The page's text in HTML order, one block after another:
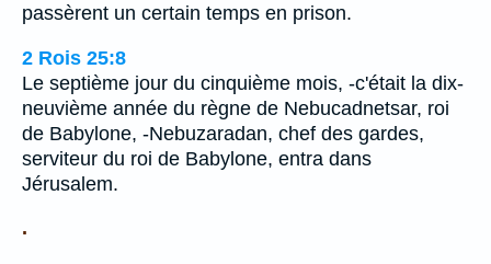
passèrent un certain temps en prison.
2 Rois 25:8
Le septième jour du cinquième mois, -c'était la dix-
neuvième année du règne de Nebucadnetsar, roi
de Babylone, -Nebuzaradan, chef des gardes,
serviteur du roi de Babylone, entra dans
Jérusalem.
.